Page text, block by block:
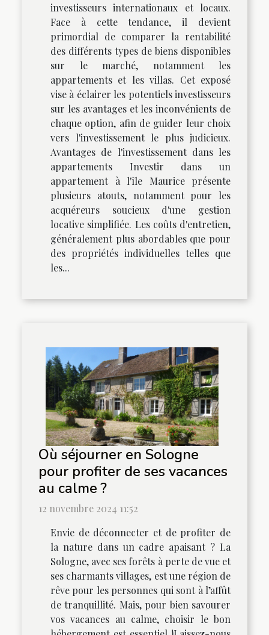
investisseurs internationaux et locaux.
Face à cette tendance, il devient
primordial de comparer la rentabilité
des différents types de biens disponibles
sur le marché, notamment les
appartements et les villas. Cet exposé
vise à éclairer les potentiels investisseurs
sur les avantages et les inconvénients de
chaque option, afin de guider leur choix
vers l'investissement le plus judicieux.
Avantages de l'investissement dans les
appartements Investir dans un
appartement à l'île Maurice présente
plusieurs atouts, notamment pour les
acquéreurs soucieux d'une gestion
locative simplifiée. Les coûts d'entretien,
généralement plus abordables que pour
des propriétés individuelles telles que
les...
Où séjourner en Sologne
pour profiter de ses vacances
au calme ?
12 novembre 2024 11:52
Envie de déconnecter et de profiter de
la nature dans un cadre apaisant ? La
Sologne, avec ses forêts à perte de vue et
ses charmants villages, est une région de
rêve pour les personnes qui sont à l’affût
de tranquillité. Mais, pour bien savourer
vos vacances au calme, choisir le bon